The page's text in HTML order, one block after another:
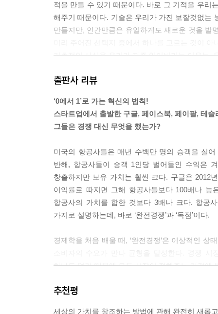
적을 만들 수 있기 때문이다. 바로 그 기적을 우리
해주기 때문이다. 기술은 우리가 가진 보잘것없는
만들지만, 인간만큼은 유일하게도 새로운 것을 발
기초적인 사실을 우리가 자주 잊어버리는 이유는,
이스엑스(SpaceX)를 포함한 수백 개의 스타트업
만 그렇다고 이 책에 성공의 절대 공식이 등장하
연적으로 존재할 수가 없기 때문이다.
--- pp.8-10
하지만 우리가 살고 있는 세상은 그보다 훨씬 더
세상에 완전히 새로운 종류의 풍요로움을 소개함
좋은 기업이 아니라, 더 나은 사회를 만들 수 있
위반 사례를 기소하는 방식으로) 독점을 색출해
내려고 애쓰는 것이다. 사실 누군가가 어느 모바
을 부여받을 일인지에 대해서는 의문의 여지가 있
할 수 있도록 선택권을 준 것에 대한 보상 말이다.
제공자나 선택해 이용할 수 있다. 만약 독점기업
를 들었을 것이다. 하지만 진보의 역사는 곧 더 나
출판사 리뷰
‘0에서 1’로 가는 혁신의 법칙!
스타트업에서 출발한 구글, 페이스북, 페이팔, 테
그들은 경쟁 대신 무엇을 했는가?
미국의 항공사들은 매년 수백만 명의 승객을 실
반해, 항공사들이 승객 1인당 벌어들인 수익은
창출하지만 보유 가치는 훨씬 크다. 구글은 2012
이익률로 따지면 그해 항공사들보다 100배나
항공사의 가치를 합한 것보다 3배나 크다. 항공
가지로 설명하는데, 바로 ‘완전경쟁’과 ‘독점’이다.
경제학을 처음 배울 때, ‘완전경쟁’은 이상적인
하나도 없기 때문에 모두 시장이 정해주는 가격에
어느 회사도 경제적 이윤을 창출할 수 없다.’
추천평
세상의 가치를 창조하는 방법에 관해 완전히 새롭